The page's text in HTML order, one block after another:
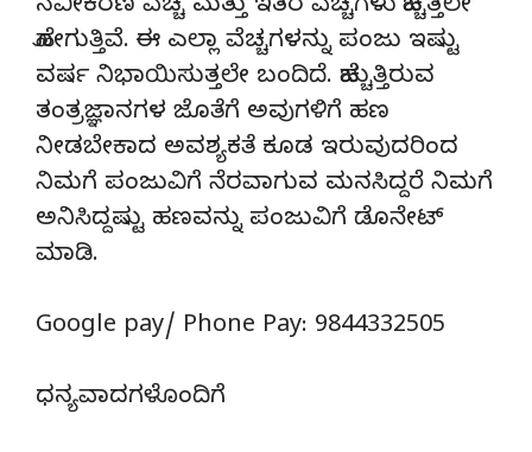
ನವೀಕರಣ ವೆಚ್ಚ ಮತ್ತು ಇತರ ವೆಚ್ಚಗಳು ಹೆಚ್ಚತ್ತಲೇ
ಹೋಗುತ್ತಿವೆ. ಈ ಎಲ್ಲಾ ವೆಚ್ಚಗಳನ್ನು ಪಂಜು ಇಷ್ಟು
ವರ್ಷ ನಿಭಾಯಿಸುತ್ತಲೇ ಬಂದಿದೆ. ಹೆಚ್ಚುತ್ತಿರುವ
ತಂತ್ರಜ್ಞಾನಗಳ ಜೊತೆಗೆ ಅವುಗಳಿಗೆ ಹಣ
ನೀಡಬೇಕಾದ ಅವಶ್ಯಕತೆ ಕೂಡ ಇರುವುದರಿಂದ
ನಿಮಗೆ ಪಂಜುವಿಗೆ ನೆರವಾಗುವ ಮನಸಿದ್ದರೆ ನಿಮಗೆ
ಅನಿಸಿದ್ದಷ್ಟು ಹಣವನ್ನು ಪಂಜುವಿಗೆ ಡೊನೇಟ್‌
ಮಾಡಿ.
Google pay/ Phone Pay: 9844332505
ಧನ್ಯವಾದಗಳೊಂದಿಗೆ